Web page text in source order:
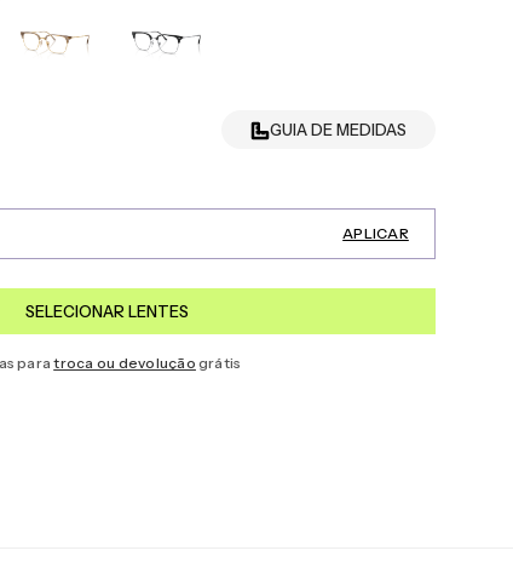
GUIA DE MEDIDAS
APLICAR
SELECIONAR LENTES
paratroca ou devolução grátis